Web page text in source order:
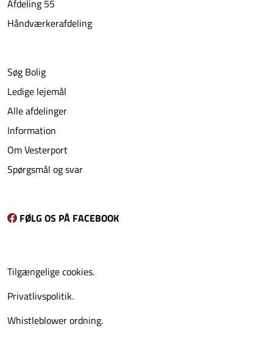
Afdeling 55
Håndværkerafdeling
Søg Bolig
Ledige lejemål
Alle afdelinger
Information
Om Vesterport
Spørgsmål og svar
FØLG OS PÅ FACEBOOK
Tilgængelige cookies.
Privatlivspolitik.
Whistleblower ordning.